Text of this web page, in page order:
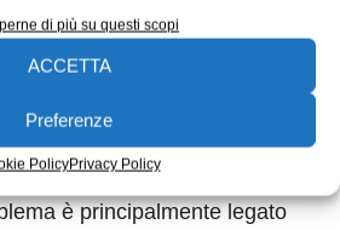
di più su questi scopi
ACCETTA
Preferenze
PolicyPrivacy Policy
ridotti : Rispetto all’analisi
meno tempo per la
modello e per l’esecuzione
lo rende una scelta pratica
molti casi, specialmente
è principalmente legato